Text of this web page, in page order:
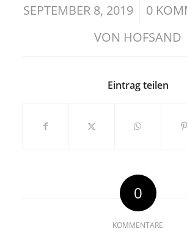
SEPTEMBER 8, 2019
/ 0
VON HOFSAND
Eintrag teilen
0
KOMMENTARE